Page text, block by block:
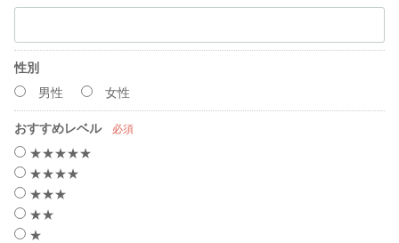
性別
男性
女性
おすすめレベル 必須
★★★★★
★★★★
★★★
★★
★